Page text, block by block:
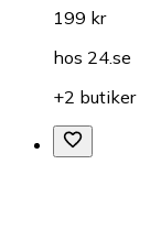
199 kr
hos 24.se
+2 butiker